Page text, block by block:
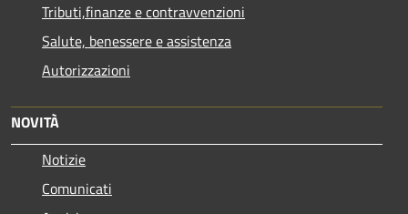
Tributi,finanze e contravvenzioni
Salute, benessere e assistenza
Autorizzazioni
NOVITÀ
Notizie
Comunicati